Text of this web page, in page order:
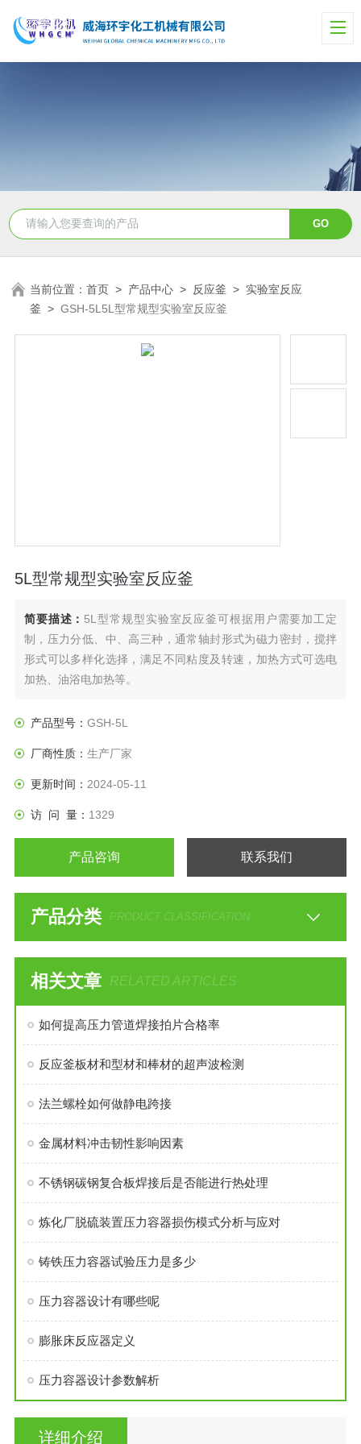
当前位置：首页 > 产品中心 > 反应釜 > 实验室反应
釜 >GSH-5L5L型常规型实验室反应釜
5L型常规型实验室反应釜
简要描述： 5L型常规型实验室反应釜可根据用户需要加工定
制，压力分低、中、高三种，通常轴封形式为磁力密封，搅拌
形式可以多样化选择，满足不同粘度及转速，加热方式可选电
加热、油浴电加热等。
产品型号： GSH-5L
厂商性质： 生产厂家
更新时间： 2024-05-11
访 问 量： 1329
产品咨询 联系我们
产品分类 PRODUCT CLASSIFICATION
相关文章 RELATED ARTICLES
如何提高压力管道焊接拍片合格率
反应釜板材和型材和棒材的超声波检测
法兰螺栓如何做静电跨接
金属材料冲击韧性影响因素
不锈钢碳钢复合板焊接后是否能进行热处理
炼化厂脱硫装置压力容器损伤模式分析与应对
铸铁压力容器试验压力是多少
压力容器设计有哪些呢
膨胀床反应器定义
压力容器设计参数解析
详细介绍